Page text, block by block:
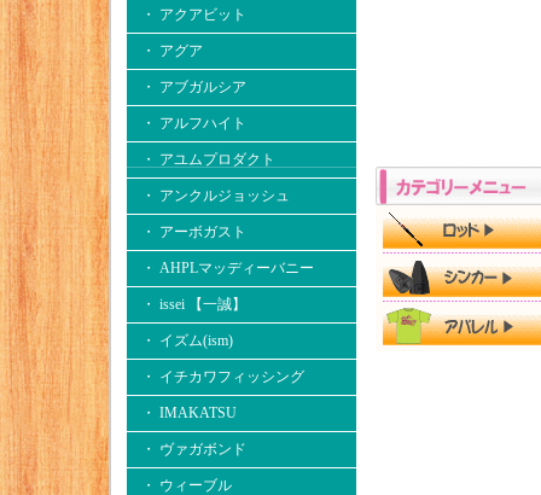
・ アクアビット
・ アグア
・ アブガルシア
・ アルフハイト
・ アユムプロダクト
・ アンクルジョッシュ
・ アーボガスト
・ AHPLマッディーバニー
・ issei 【一誠】
・ イズム(ism)
・ イチカワフィッシング
・ IMAKATSU
・ ヴァガボンド
・ ウィーブル